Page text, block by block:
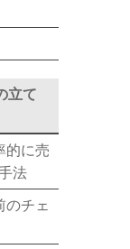
立て
的に売
法
のチェ